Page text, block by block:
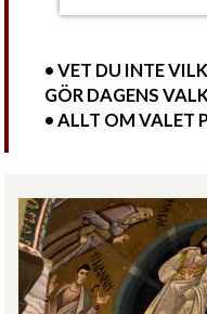
• VET DU INTE
GÖR DAGENS
• ALLT OM VALET